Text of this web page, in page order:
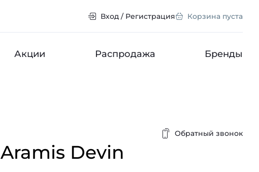
Вход / Регистрация Корзина пуста
Акции Распродажа Бренды
Обратный звонок
Aramis Devin